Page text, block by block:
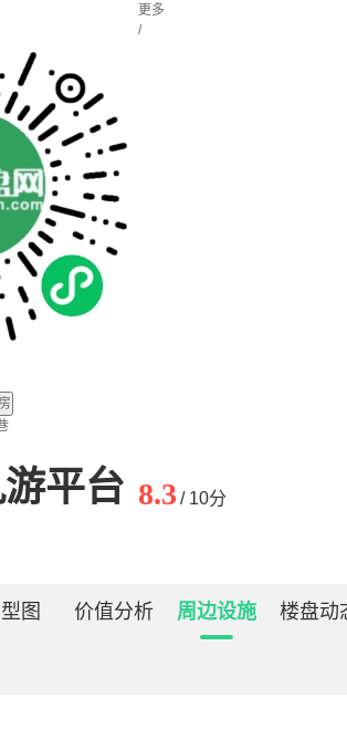
更多
/
平台 8.3 / 10分
图 价值分析 周边设施 楼盘动